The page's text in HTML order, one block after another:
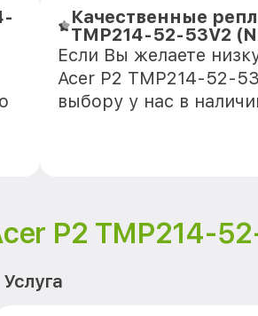
Качественные
TMP214-52-53V2
Если Вы желаете
Acer P2 TMP214-52-
выбору у нас в
P2 TMP214-
Услуга